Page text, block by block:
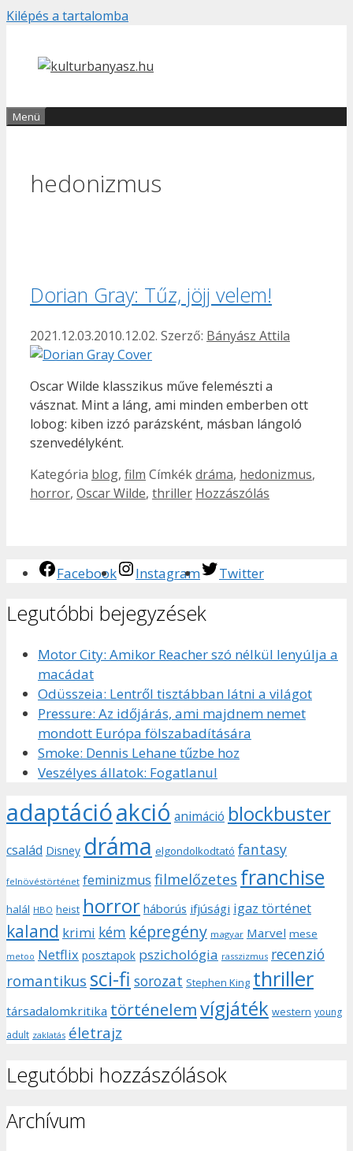
Kilépés a tartalomba
Menü
hedonizmus
Dorian Gray: Tűz, jöjj velem!
2021.12.03.2010.12.02. Szerző: Bányász Attila
Oscar Wilde klasszikus műve felemészti a
vásznat. Mint a láng, ami minden emberben ott
lobog: kiben izzó parázsként, másban lángoló
szenvedélyként.
Kategória blog, film Címkékdráma, hedonizmus,
horror, Oscar Wilde, thriller Hozzászólás
Facebook Instagram Twitter
Legutóbbi bejegyzések
Motor City: Amikor Reacher szó nélkül lenyúlja a
macádat
Odüsszeia: Lentről tisztábban látni a világot
Pressure: Az időjárás, ami majdnem nemet
mondott Európa fölszabadítására
Smoke: Dennis Lehane tűzbe hoz
Veszélyes állatok: Fogatlanul
adaptációakció animáció blockbuster
család Disney dráma elgondolkodtató fantasy
felnövéstörténet feminizmus filmelőzetes franchise
halál HBO heist horror háborús ifjúsági igaz történet
kaland krimi kém képregény magyar Marvel mese
metoo Netflix posztapok pszichológia rasszizmus recenzió
romantikus sci-fi sorozat Stephen King thriller
társadalomkritika történelemvígjáték western young
adult zaklatás életrajz
Legutóbbi hozzászólások
Archívum